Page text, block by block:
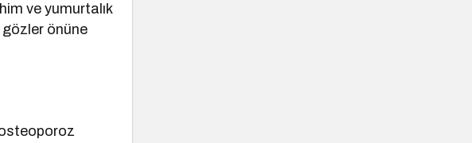
ve yumurtalık
gözler önüne
osteoporoz